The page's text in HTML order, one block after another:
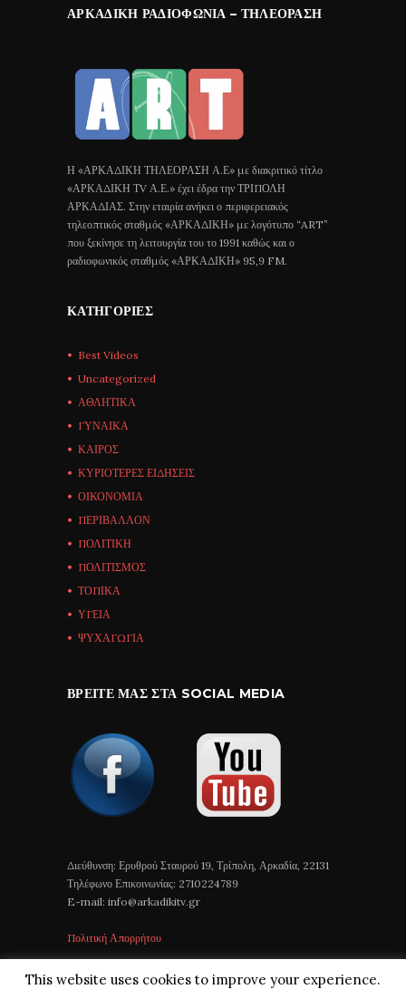
ΑΡΚΑΔΙΚΉ ΡΑΔΙΟΦΩΝΊΑ – ΤΗΛΕΌΡΑΣΗ
Η «ΑΡΚΑΔΙΚΗ ΤΗΛΕΟΡΑΣΗ Α.Ε» με διακριτικό τίτλο
«ΑΡΚΑΔΙΚΗ ΤV Α.Ε.» έχει έδρα την ΤΡΙΠΟΛΗ
ΑΡΚΑΔΙΑΣ. Στην εταιρία ανήκει ο περιφερειακός
τηλεοπτικός σταθμός «ΑΡΚΑΔΙΚΗ» με λογότυπο “ART”
που ξεκίνησε τη λειτουργία του το 1991 καθώς και ο
ραδιοφωνικός σταθμός «ΑΡΚΑΔΙΚΗ» 95,9 FM.
ΚΑΤΗΓΟΡΊΕΣ
Best Videos
Uncategorized
ΑΘΛΗΤΙΚΑ
ΓΥΝΑΙΚΑ
ΚΑΙΡΟΣ
ΚΥΡΙΟΤΕΡΕΣ ΕΙΔΗΣΕΙΣ
ΟΙΚΟΝΟΜΙΑ
ΠΕΡΙΒΑΛΛΟΝ
ΠΟΛΙΤΙΚΗ
ΠΟΛΙΤΙΣΜΟΣ
ΤΟΠΙΚΑ
ΥΓΕΙΑ
ΨΥΧΑΓΩΓΙΑ
ΒΡΕΊΤΕ ΜΑΣ ΣΤΑ SOCIAL MEDIA
Διεύθυνση: Ερυθρού Σταυρού 19, Τρίπολη, Αρκαδία, 22131
Τηλέφωνο Επικοινωνίας: 2710224789
E-mail: info@arkadikitv.gr
Πολιτική Απορρήτου
This website uses cookies to improve your experience.